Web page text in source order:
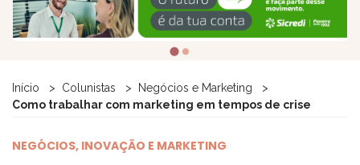
Início Colunistas
Negócios e Marketing
Como trabalhar com marketing em tempos de crise
NEGÓCIOS, INOVAÇÃO E MARKETING